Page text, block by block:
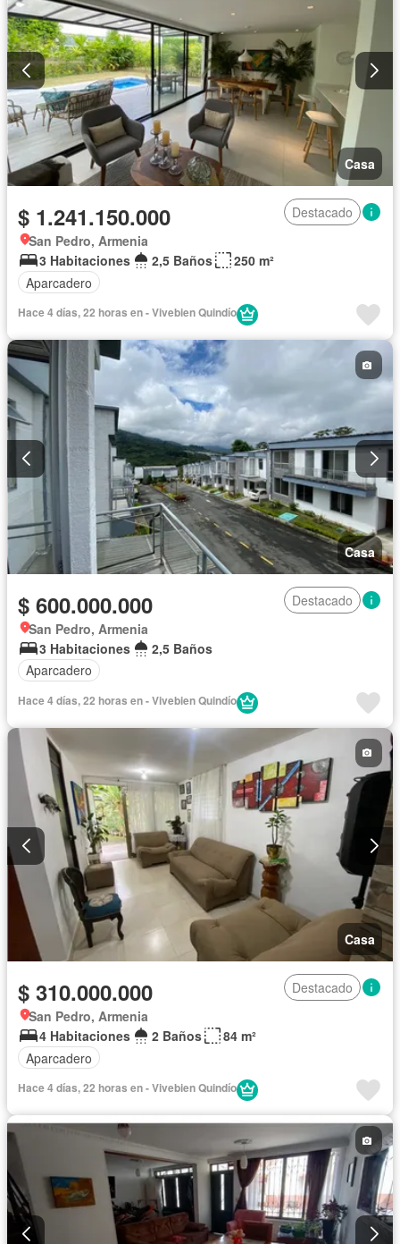
Casa
$ 1.241.150.000
Destacado
San Pedro, Armenia
3 Habitaciones
2,5 Baños
250 m²
Aparcadero
Hace 4 días, 22 horas en - Vivebien Quindío
Casa
$ 600.000.000
Destacado
San Pedro, Armenia
3 Habitaciones
2,5 Baños
Aparcadero
Hace 4 días, 22 horas en - Vivebien Quindío
Casa
$ 310.000.000
Destacado
San Pedro, Armenia
4 Habitaciones
2 Baños
84 m²
Aparcadero
Hace 4 días, 22 horas en - Vivebien Quindío